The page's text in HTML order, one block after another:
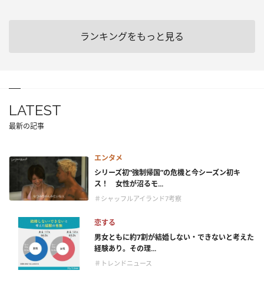
ランキングをもっと見る
LATEST
最新の記事
エンタメ
シリーズ初“強制帰国”の危機と今シーズン初キ
ス！ 女性が沼るモ...
＃シャッフルアイランド7考察
恋する
男女ともに約7割が結婚しない・できないと考えた
経験あり。その理...
＃トレンドニュース